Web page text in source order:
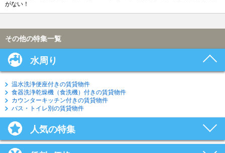
がない！
その他の特集一覧
水周り
温水洗浄便座付きの賃貸物件
食器洗浄乾燥機（食洗機）付きの賃貸物件
カウンターキッチン付きの賃貸物件
バス・トイレ別の賃貸物件
人気の特集